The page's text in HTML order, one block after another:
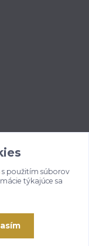
s použitím súborov
týkajúce sa